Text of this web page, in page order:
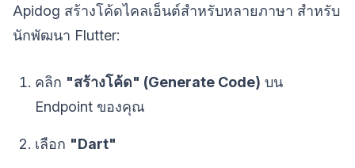
Apidog สร้างโค้ดไคลเอ็นต์สำหรับหลายภาษา สำหรับ
นักพัฒนา Flutter:
คลิก "สร้างโค้ด" (Generate Code) บน
Endpoint ของคุณ
เลือก "Dart"